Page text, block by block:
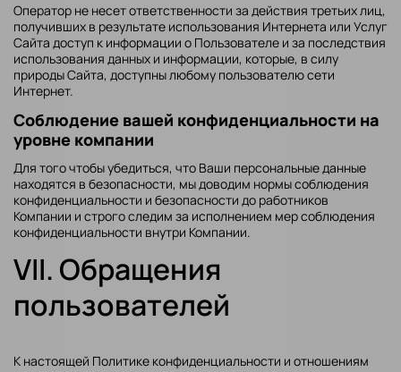
Оператор не несет ответственности за действия третьих лиц,
получивших в результате использования Интернета или Услуг
Сайта доступ к информации о Пользователе и за последствия
использования данных и информации, которые, в силу
природы Сайта, доступны любому пользователю сети
Интернет.
Соблюдение вашей конфиденциальности на
уровне компании
Для того чтобы убедиться, что Ваши персональные данные
находятся в безопасности, мы доводим нормы соблюдения
конфиденциальности и безопасности до работников
Компании и строго следим за исполнением мер соблюдения
конфиденциальности внутри Компании.
VII. Обращения
пользователей
К настоящей Политике конфиденциальности и отношениям